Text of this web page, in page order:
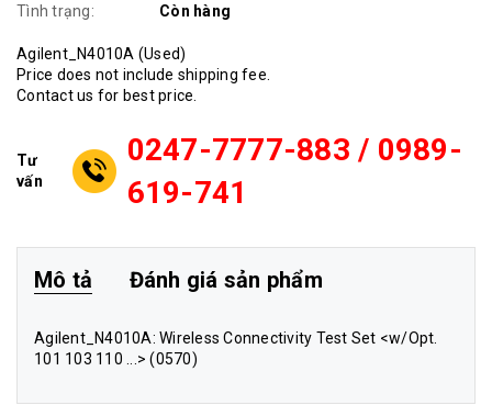
Tình trạng:
Còn hàng
Agilent_N4010A (Used)
Price does not include shipping fee.
Contact us for best price.
Tư
vấn
0247-7777-883 / 0989-
619-741
Mô tả Đánh giá sản phẩm
Agilent_N4010A: Wireless Connectivity Test Set <w/Opt.
101 103 110 ...> (0570)